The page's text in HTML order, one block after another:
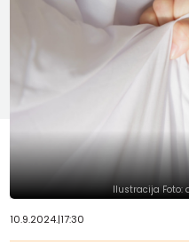
Ilustracija Foto:
10.9.2024.|17:30